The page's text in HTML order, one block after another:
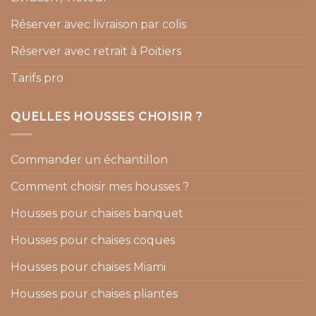
Réserver avec livraison par colis
Réserver avec retrait à Poitiers
Tarifs pro
QUELLES HOUSSES CHOISIR ?
Commander un échantillon
Comment choisir mes housses ?
Housses pour chaises banquet
Housses pour chaises coques
Housses pour chaises Miami
Housses pour chaises pliantes